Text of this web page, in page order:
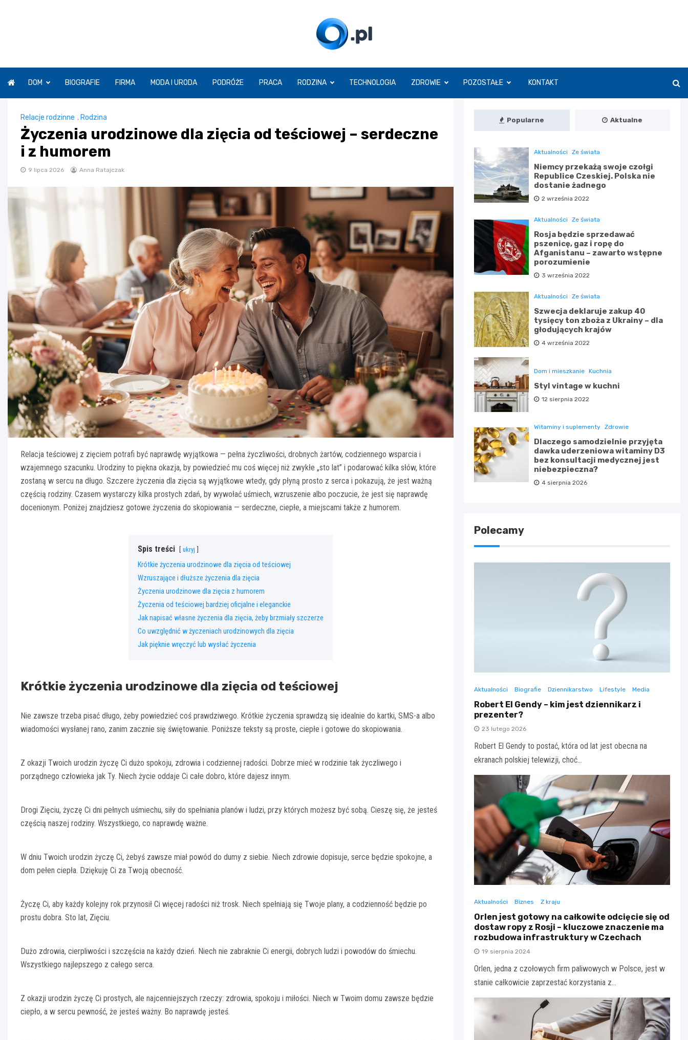
O.pl
DOM BIOGRAFIE FIRMA MODA I URODA PODRÓŻE PRACA RODZINA TECHNOLOGIA ZDROWIE POZOSTAŁE KONTAKT
Relacje rodzinne , Rodzina
Życzenia urodzinowe dla zięcia od teściowej – serdeczne
i z humorem
9 lipca 2026 Anna Ratajczak
Relacja teściowej z zięciem potrafi być naprawdę wyjątkowa — pełna życzliwości, drobnych żartów, codziennego wsparcia i
wzajemnego szacunku. Urodziny to piękna okazja, by powiedzieć mu coś więcej niż zwykłe „sto lat” i podarować kilka słów, które
zostaną w sercu na długo. Szczere życzenia dla zięcia są wyjątkowe wtedy, gdy płyną prosto z serca i pokazują, że jest ważną
częścią rodziny. Czasem wystarczy kilka prostych zdań, by wywołać uśmiech, wzruszenie albo poczucie, że jest się naprawdę
docenionym. Poniżej znajdziesz gotowe życzenia do skopiowania — serdeczne, ciepłe, a miejscami także z humorem.
Spis treści ukryj
Krótkie życzenia urodzinowe dla zięcia od teściowej
Wzruszające i dłuższe życzenia dla zięcia
Życzenia urodzinowe dla zięcia z humorem
Życzenia od teściowej bardziej oficjalne i eleganckie
Jak napisać własne życzenia dla zięcia, żeby brzmiały szczerze
Co uwzględnić w życzeniach urodzinowych dla zięcia
Jak pięknie wręczyć lub wysłać życzenia
Krótkie życzenia urodzinowe dla zięcia od teściowej
Nie zawsze trzeba pisać długo, żeby powiedzieć coś prawdziwego. Krótkie życzenia sprawdzą się idealnie do kartki, SMS-a albo
wiadomości wysłanej rano, zanim zacznie się świętowanie. Poniższe teksty są proste, ciepłe i gotowe do skopiowania.
Z okazji Twoich urodzin życzę Ci dużo spokoju, zdrowia i codziennej radości. Dobrze mieć w rodzinie tak życzliwego i
porządnego człowieka jak Ty. Niech życie oddaje Ci całe dobro, które dajesz innym.
Drogi Zięciu, życzę Ci dni pełnych uśmiechu, siły do spełniania planów i ludzi, przy których możesz być sobą. Cieszę się, że jesteś
częścią naszej rodziny. Wszystkiego, co naprawdę ważne.
W dniu Twoich urodzin życzę Ci, żebyś zawsze miał powód do dumy z siebie. Niech zdrowie dopisuje, serce będzie spokojne, a
dom pełen ciepła. Dziękuję Ci za Twoją obecność.
Życzę Ci, aby każdy kolejny rok przynosił Ci więcej radości niż trosk. Niech spełniają się Twoje plany, a codzienność będzie po
prostu dobra. Sto lat, Zięciu.
Dużo zdrowia, cierpliwości i szczęścia na każdy dzień. Niech nie zabraknie Ci energii, dobrych ludzi i powodów do śmiechu.
Wszystkiego najlepszego z całego serca.
Z okazji urodzin życzę Ci prostych, ale najcenniejszych rzeczy: zdrowia, spokoju i miłości. Niech w Twoim domu zawsze będzie
ciepło, a w sercu pewność, że jesteś ważny. Bo naprawdę jesteś.
Popularne Aktualne
Aktualności Ze świata
Niemcy przekażą swoje czołgi
Republice Czeskiej. Polska nie
dostanie żadnego
2 września 2022
Aktualności Ze świata
Rosja będzie sprzedawać
pszenicę, gaz i ropę do
Afganistanu – zawarto wstępne
porozumienie
3 września 2022
Aktualności Ze świata
Szwecja deklaruje zakup 40
tysięcy ton zboża z Ukrainy – dla
głodujących krajów
4 września 2022
Dom i mieszkanie Kuchnia
Styl vintage w kuchni
12 sierpnia 2022
Witaminy i suplementy Zdrowie
Dlaczego samodzielnie przyjęta
dawka uderzeniowa witaminy D3
bez konsultacji medycznej jest
niebezpieczna?
4 sierpnia 2026
Polecamy
Aktualności Biografie Dziennikarstwo Lifestyle Media
Robert El Gendy – kim jest dziennikarz i
prezenter?
23 lutego 2026
Robert El Gendy to postać, która od lat jest obecna na
ekranach polskiej telewizji, choć…
Aktualności Biznes Z kraju
Orlen jest gotowy na całkowite odcięcie się od
dostaw ropy z Rosji – kluczowe znaczenie ma
rozbudowa infrastruktury w Czechach
19 sierpnia 2024
Orlen, jedna z czołowych firm paliwowych w Polsce, jest w
stanie całkowicie zaprzestać korzystania z…